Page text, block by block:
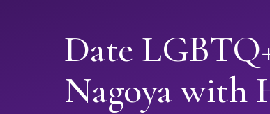
Date
Nagoya with